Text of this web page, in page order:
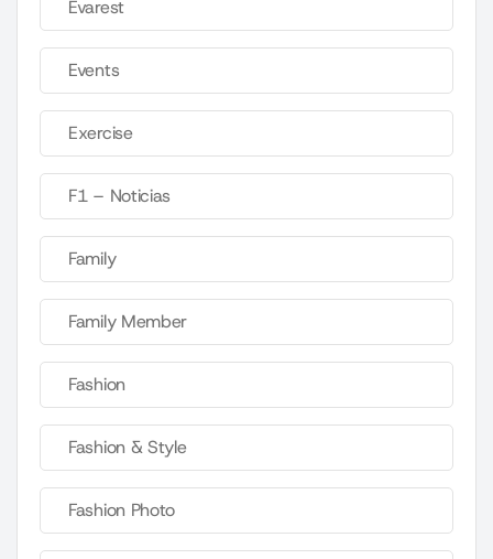
Evarest
Events
Exercise
F1 – Noticias
Family
Family Member
Fashion
Fashion & Style
Fashion Photo